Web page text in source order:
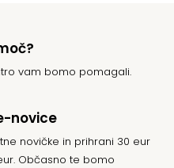
vam bomo pomagali.
novice
novičke in prihrani 30 eur
Občasno te bomo